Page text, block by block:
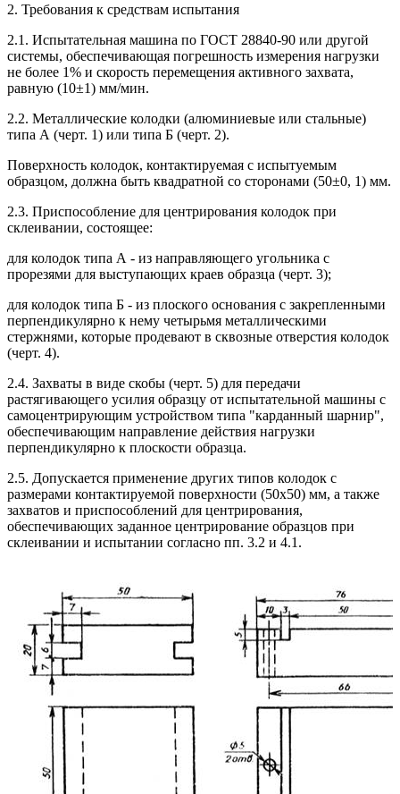
2. Требования к средствам испытания
2.1. Испытательная машина по ГОСТ 28840-90 или другой
системы, обеспечивающая погрешность измерения нагрузки
не более 1% и скорость перемещения активного захвата,
равную (10±1) мм/мин.
2.2. Металлические колодки (алюминиевые или стальные)
типа А (черт. 1) или типа Б (черт. 2).
Поверхность колодок, контактируемая с испытуемым
образцом, должна быть квадратной со сторонами (50±0, 1) мм.
2.3. Приспособление для центрирования колодок при
склеивании, состоящее:
для колодок типа А - из направляющего угольника с
прорезями для выступающих краев образца (черт. 3);
для колодок типа Б - из плоского основания с закрепленными
перпендикулярно к нему четырьмя металлическими
стержнями, которые продевают в сквозные отверстия колодок
(черт. 4).
2.4. Захваты в виде скобы (черт. 5) для передачи
растягивающего усилия образцу от испытательной машины с
самоцентрирующим устройством типа "карданный шарнир",
обеспечивающим направление действия нагрузки
перпендикулярно к плоскости образца.
2.5. Допускается применение других типов колодок с
размерами контактируемой поверхности (50х50) мм, а также
захватов и приспособлений для центрирования,
обеспечивающих заданное центрирование образцов при
склеивании и испытании согласно пп. 3.2 и 4.1.